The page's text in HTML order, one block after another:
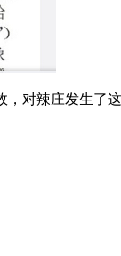
对辣庄发生了